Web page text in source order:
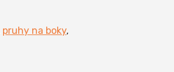
pruhy na boky,